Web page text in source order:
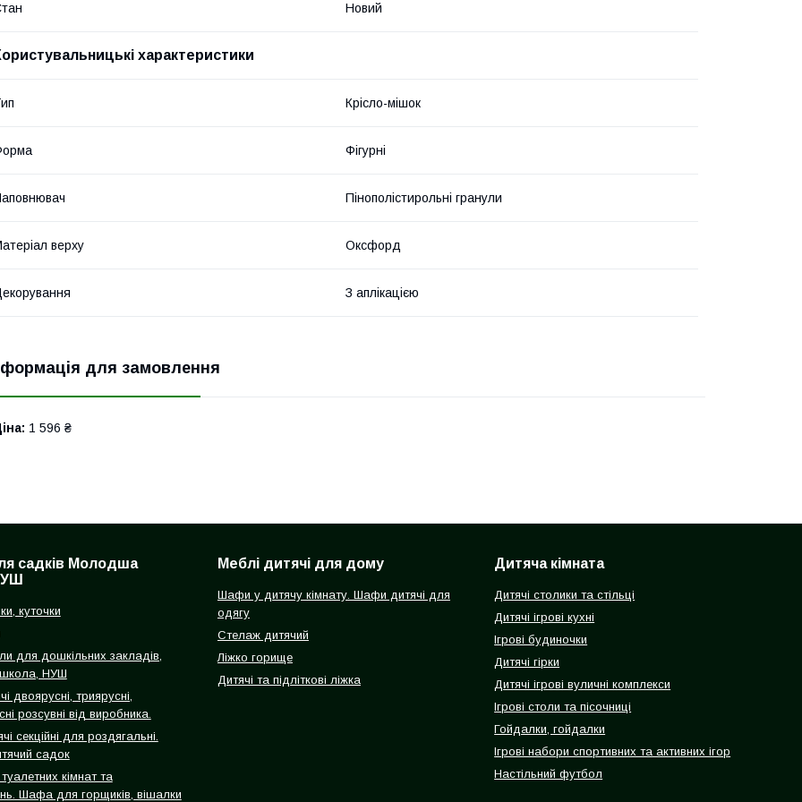
Новий
характеристики
Крісло-мішок
Фігурні
Пінополістирольні гранули
верху Оксфорд
З аплікацією
для замовлення
1 596 ₴
садків Молодша
куточки
для дошкільних закладів,
НУШ
двоярусні, триярусні,
розсувні від виробника.
секційні для роздягальні.
садок
кімнат та
Шафа для горщиків, вішалки
Меблі дитячі для дому
Шафи у дитячу кімнату. Шафи дитячі для
одягу
Стелаж дитячий
Ліжко горище
Дитячі та підліткові ліжка
Дитяча кімната
Дитячі столики та стільці
Дитячі ігрові кухні
Ігрові будиночки
Дитячі гірки
Дитячі ігрові вуличні комплекси
Ігрові столи та пісочниці
Гойдалки, гойдалки
Ігрові набори спортивних та активних ігор
Настільний футбол